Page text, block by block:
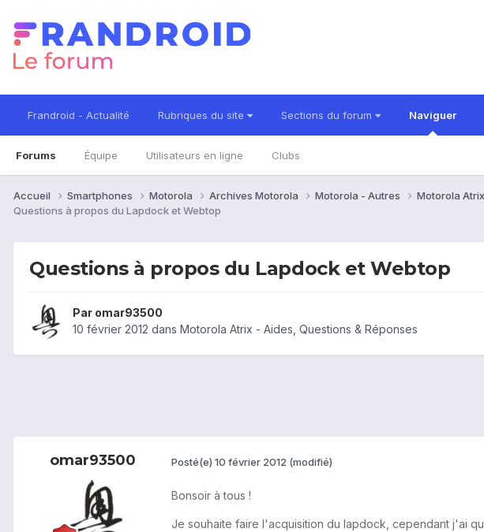
Frandroid - Actualité Rubriques du site Sections du forum Naviguer
Forums Équipe Utilisateurs en ligne Clubs
Accueil Smartphones Motorola Archives Motorola Motorola - Autres Motorola Atrix
Questions à propos du Lapdock et Webtop
Questions à propos du Lapdock et Webtop
Par omar93500
10 février 2012 dans Motorola Atrix - Aides, Questions & Réponses
omar93500 Posté(e) 10 février 2012 (modifié)
Bonsoir à tous !
Je souhaite faire l'acquisition du lapdock, cependant j'ai